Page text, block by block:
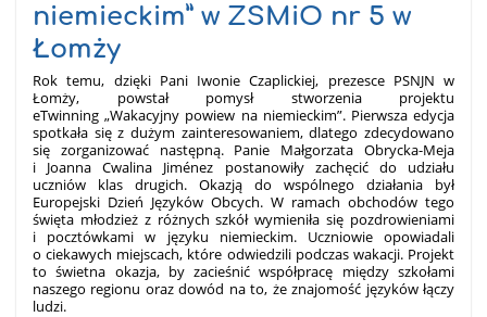
niemieckim” w ZSMiO nr 5 w
Łomży
Rok temu, dzięki Pani Iwonie Czaplickiej, prezesce PSNJN w
Łomży, powstał pomysł stworzenia projektu
eTwinning „Wakacyjny powiew na niemieckim”. Pierwsza edycja
spotkała się z dużym zainteresowaniem, dlatego zdecydowano
się zorganizować następną. Panie Małgorzata Obrycka-Meja
i Joanna Cwalina Jiménez postanowiły zachęcić do udziału
uczniów klas drugich. Okazją do wspólnego działania był
Europejski Dzień Języków Obcych. W ramach obchodów tego
święta młodzież z różnych szkół wymieniła się pozdrowieniami
i pocztówkami w języku niemieckim. Uczniowie opowiadali
o ciekawych miejscach, które odwiedzili podczas wakacji. Projekt
to świetna okazja, by zacieśnić współpracę między szkołami
naszego regionu oraz dowód na to, że znajomość języków łączy
ludzi.